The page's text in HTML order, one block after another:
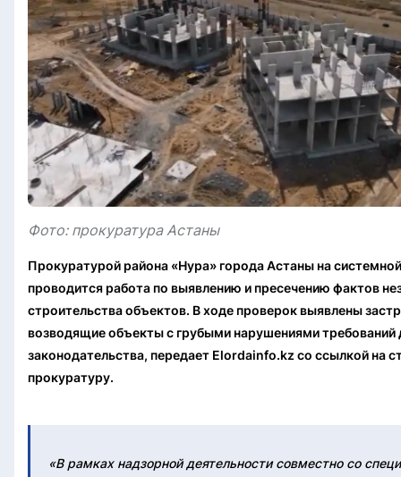
Фото: прокуратура Астаны
Прокуратурой района «Нура» города Астаны на
проводится работа по выявлению и пресечению фактов
строительства объектов. В ходе проверок выявлены
возводящие объекты с грубыми нарушениями
законодательства, передает Elordainfo.kz со ссылкой на
прокуратуру.
«В рамках надзорной деятельности совместно со